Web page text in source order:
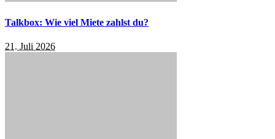
Talkbox: Wie viel Miete zahlst du?
21. Juli 2026